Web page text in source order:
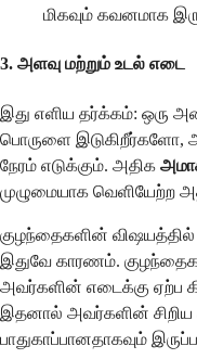
மிகவும் கவனமாக
3. அளவு மற்றும் உடல் எடை
இது எளிய தர்க்கம்: ஒரு
பொருளை இடுகிறீர்களோ,
நேரம் எடுக்கும். அதிக
முழுமையாக வெளியேற்ற
குழந்தைகளின் விஷயத்தில்
இதுவே காரணம்.
அவர்களின் எடைக்கு ஏற்ப
இதனால் அவர்களின் சிறிய
பாதுகாப்பானதாகவும்